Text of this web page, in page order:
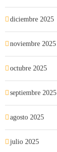
diciembre 2025
noviembre 2025
octubre 2025
septiembre 2025
agosto 2025
julio 2025